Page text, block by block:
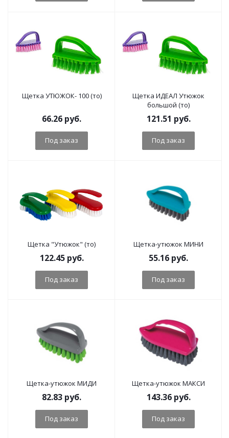
Щетка УТЮЖОК- 100 (то)
66.26 руб.
Под заказ
Щетка ИДЕАЛ Утюжок
большой (то)
121.51 руб.
Под заказ
Щетка "Утюжок" (то)
122.45руб.
Под заказ
Щетка-утюжок МИНИ
55.16 руб.
Под заказ
Щетка-утюжок МИДИ
82.83 руб.
Под заказ
Щетка-утюжок МАКСИ
143.36руб.
Под заказ